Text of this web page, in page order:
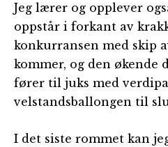
Jeg lærer og opplever
oppstår i forkant av
konkurransen med skip
kommer, og den økende
fører til juks med
velstandsballongen til
I det siste rommet kan